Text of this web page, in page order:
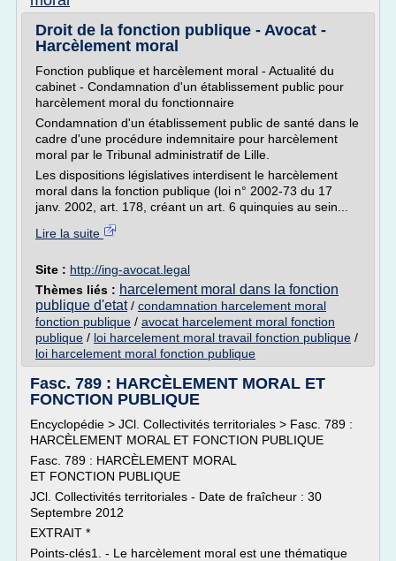
Droit de la fonction publique - Avocat -
Harcèlement moral
Fonction publique et harcèlement moral - Actualité du
cabinet - Condamnation d'un établissement public pour
harcèlement moral du fonctionnaire
Condamnation d'un établissement public de santé dans le
cadre d'une procédure indemnitaire pour harcèlement
moral par le Tribunal administratif de Lille.
Les dispositions législatives interdisent le harcèlement
moral dans la fonction publique (loi n° 2002-73 du 17
janv. 2002, art. 178, créant un art. 6 quinquies au sein...
Lire la suite
Site : http://ing-avocat.legal
Thèmes liés : harcelement moral dans la fonction
publique d'etat/ condamnation harcelement moral
fonction publique / avocat harcelement moral fonction
publique / loi harcelement moral travail fonction publique /
loi harcelement moral fonction publique
Fasc. 789 : HARCÈLEMENT MORAL ET
FONCTION PUBLIQUE
Encyclopédie > JCl. Collectivités territoriales > Fasc. 789 :
HARCÈLEMENT MORAL ET FONCTION PUBLIQUE
Fasc. 789 : HARCÈLEMENT MORAL
ET FONCTION PUBLIQUE
JCl. Collectivités territoriales - Date de fraîcheur : 30
Septembre 2012
EXTRAIT *
Points-clés1. - Le harcèlement moral est une thématique